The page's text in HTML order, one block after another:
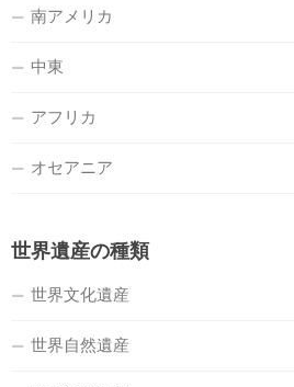
南アメリカ
中東
アフリカ
オセアニア
世界遺産の種類
世界文化遺産
世界自然遺産